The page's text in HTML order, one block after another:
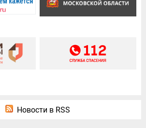
Новости в RSS